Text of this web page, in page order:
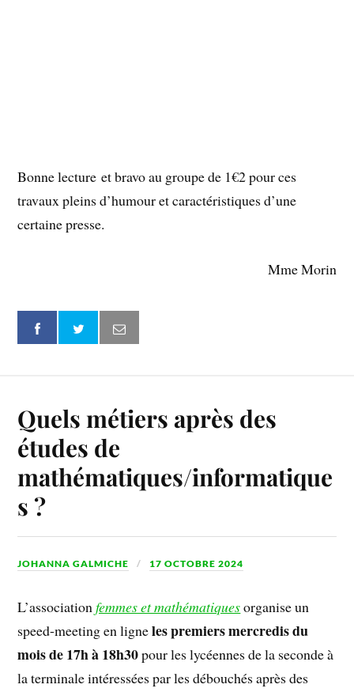
Bonne lecture et bravo au groupe de 1€2 pour ces
travaux pleins d’humour et caractéristiques d’une
certaine presse.
Mme Morin
Quels métiers après des
études de
mathématiques/informatique
s ?
JOHANNA GALMICHE 17 OCTOBRE 2024
L’association femmes et mathématiquesorganise un
speed-meeting en ligneles premiers mercredis du
mois de 17h à 18h30pour les lycéennes de la seconde à
la terminale intéressées par les débouchés après des